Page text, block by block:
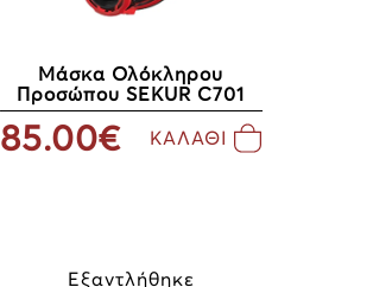
Μάσκα Ολόκληρου
Προσώπου SEKUR C701
85.00€ ΚΑΛΑΘΙ
Εξαντλήθηκε